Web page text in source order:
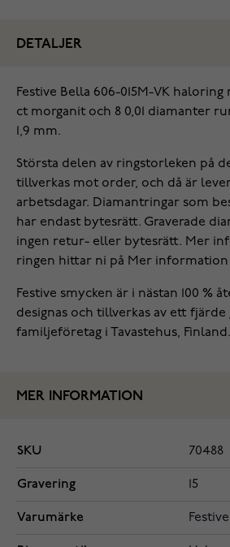
DETALJER
Festive Bella 606-015M-VK
ct morganit och 8 0,01 diamanter
1,9 mm.
Största delen av ringstorleken på
tillverkas mot order, och då är
arbetsdagar. Diamantringar som
har endast bytesrätt. Graverade
ingen retur- eller bytesrätt. Mer
ringen hittar ni på Mer
Festive smycken är i nästan 100 %
designas och tillverkas av ett
familjeföretag i Tavastehus, Finland.
MER INFORMATION
SKU 70488
Gravering 15
Varumärke Festive